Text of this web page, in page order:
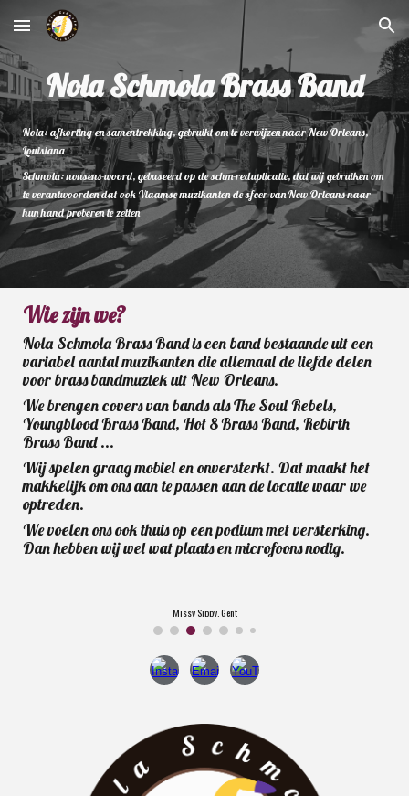
Skip to main content Skip to navigation
Nola Schmola Brass Band
Nola: afkorting en samentrekking, gebruikt om te verwijzen naar New Orleans,
Louisiana
Schmola: nonsens-woord, gebaseerd op de schm-reduplicatie, dat wij gebruiken om
te verantwoorden dat ook Vlaamse muzikanten de sfeer van New Orleans naar
hun hand proberen te zetten
Wie zijn we?
Nola SchmolaBrass Bandis een band bestaande uit een
variabel aantal muzikanten die allemaal de liefde delen
voor brass bandmuziek uit New Orleans.
We brengen covers van bands als The Soul Rebels,
Youngblood Brass Band, Hot 8 Brass Band, Rebirth
Brass Band ...
Wij spelen graagmobiel en onversterkt. Dat maakt het
makkelijk om ons aan te passen aan de locatie waar we
optreden.
We voelen ons ook thuis op een podium met versterking.
Dan hebben wij wel wat plaats en microfoons nodig.
Missy Sippy, Gent